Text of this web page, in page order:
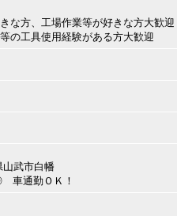
な方、工場作業等が好きな方大歓迎
の工具使用経験がある方大歓迎
山武市白幡
車通勤ＯＫ！